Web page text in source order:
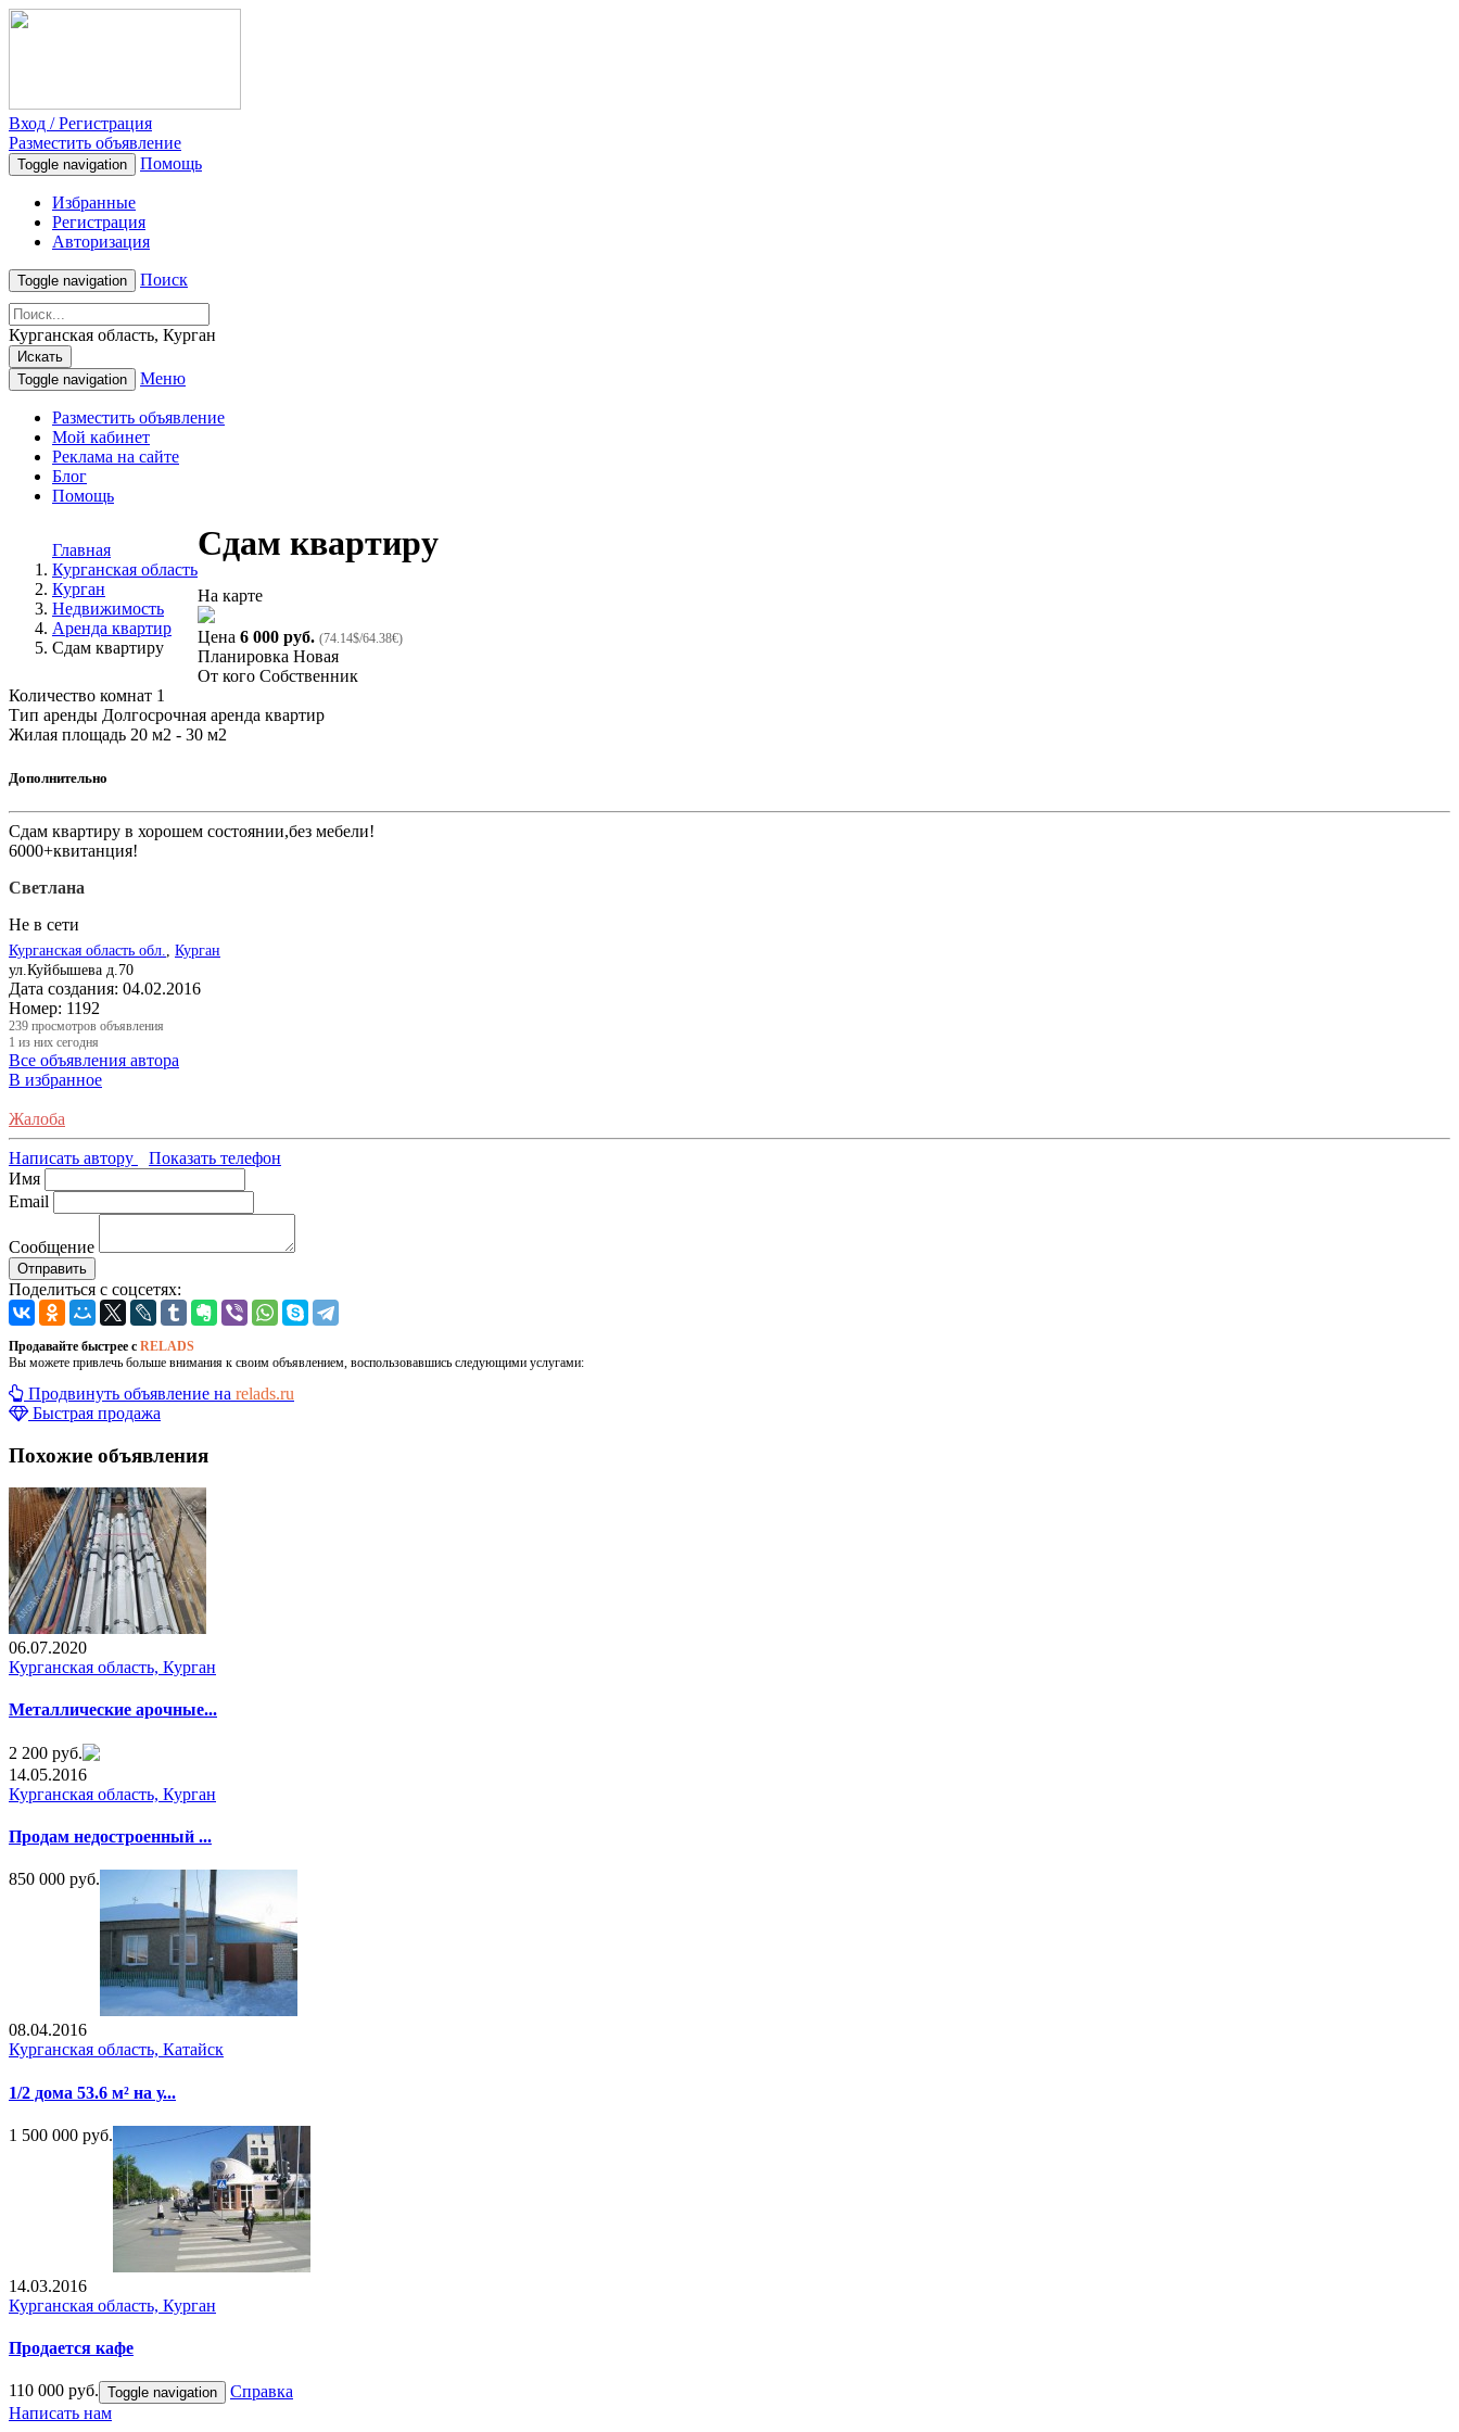
Вход / Регистрация
Разместить объявление
Toggle navigation Помощь
Избранные
Регистрация
Авторизация
Toggle navigation Поиск
Курганская область, Курган
Искать
Toggle navigation
Меню
Разместить объявление
Мой кабинет
Реклама на сайте
Блог
Помощь
Главная
Курганская область
Курган
Недвижимость
Аренда квартир
Сдам квартиру
Сдам квартиру
На карте
Цена 6 000 руб. (74.14$/64.38€)
Планировка Новая
От кого Собственник
Количество комнат 1
Тип аренды Долгосрочная аренда квартир
Жилая площадь 20 м2 - 30 м2
Дополнительно
Сдам квартиру в хорошем состоянии,без мебели!
6000+квитанция!
Светлана
Не в сети
Курганская область обл.
Курган
ул.Куйбышева д.70
Дата создания: 04.02.2016
Номер: 1192
239 просмотров объявления
1 из них сегодня
Все объявления автора
В избранное
Жалоба
Написать автору
Показать телефон
Имя
Email
Сообщение
Отправить
Поделиться с соцсетях:
Продавайте быстрее с RELADS
Вы можете привлечь больше внимания к своим объявлением, воспользовавшись следующими услугами:
Продвинуть объявление на relads.ru
Быстрая продажа
Похожие объявления
06.07.2020
Курганская область, Курган
Металлические арочные...
2 200 руб.
14.05.2016
Курганская область, Курган
Продам недостроенный ...
850 000 руб.
08.04.2016
Курганская область, Катайск
1/2 дома 53.6 м² на у...
1 500 000 руб.
14.03.2016
Курганская область, Курган
Продается кафе
110 000 руб. Toggle navigation
Справка
Написать нам